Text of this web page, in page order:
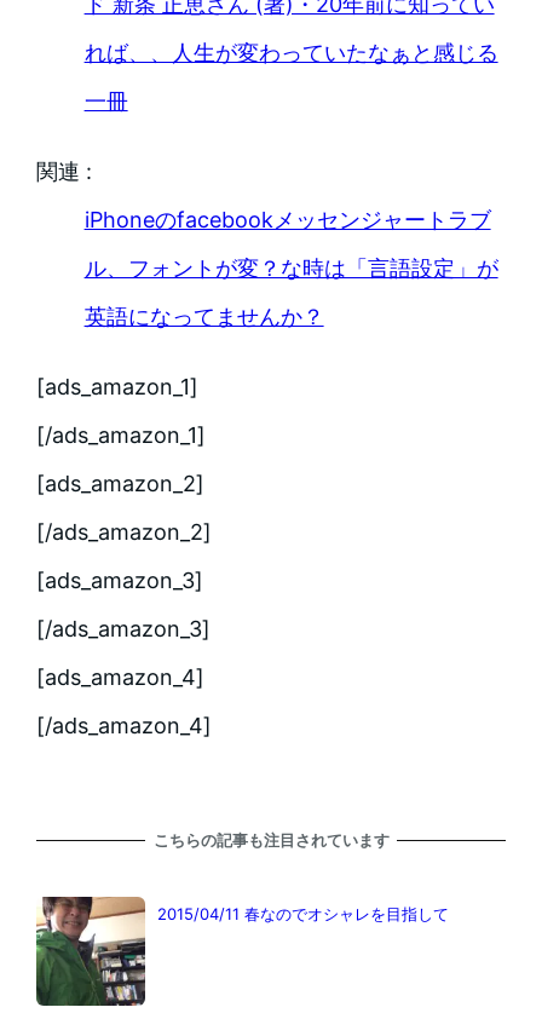
れば、、人生が変わっていたなぁと感じる
一冊
関連 :
iPhoneのfacebookメッセンジャートラブ
ル、フォントが変？な時は「言語設定」が
英語になってませんか？
[ads_amazon_1]
[/ads_amazon_1]
[ads_amazon_2]
[/ads_amazon_2]
[ads_amazon_3]
[/ads_amazon_3]
[ads_amazon_4]
[/ads_amazon_4]
こちらの記事も注目されています
2015/04/11 春なのでオシャレを目指して